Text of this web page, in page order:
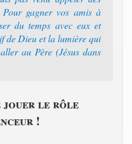
Pour gagner vos amis à
du temps avec eux et
de Dieu et la lumière qui
au Père (Jésus dans
jouer le rôle
!